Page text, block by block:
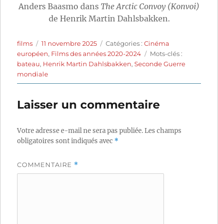
Anders Baasmo dans The Arctic Convoy (Konvoi)
de Henrik Martin Dahlsbakken.
Auteur
films
Publié
le
11 novembre 2025 Catégories
Catégories :Cinéma
européen, Films des années 2020-2024 Étiquettes
Mots-clés :
bateau, Henrik Martin Dahlsbakken,Seconde Guerre
mondiale
Laisser un commentaire
Votre adresse e-mail ne sera pas publiée.Les champs
obligatoires sont indiqués avec *
COMMENTAIRE *